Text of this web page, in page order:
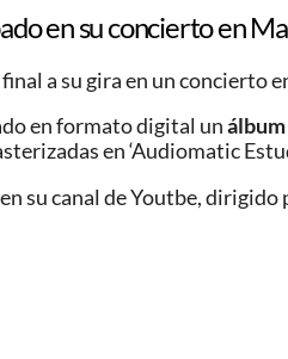
en su concierto en
a su gira en un concierto
en formato digital un
en ‘Audiomatic
en su canal de Youtbe, dirigido